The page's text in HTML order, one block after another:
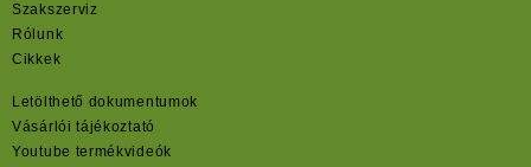
Szakszerviz
Rólunk
Cikkek
Letölthető dokumentumok
Vásárlói tájékoztató
Youtube termékvideók